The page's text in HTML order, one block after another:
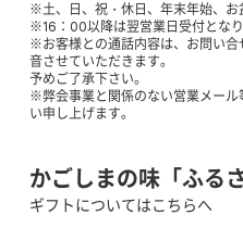
※土、日、祝・休日、年末年始、お
※16：00以降は翌営業日受付となり
※お客様との通話内容は、お問い
音させていただきます。
予めご了承下さい。
※弊会事業と関係のない営業メー
い申し上げます。
かごしまの味「ふる
ギフトについてはこちらへ